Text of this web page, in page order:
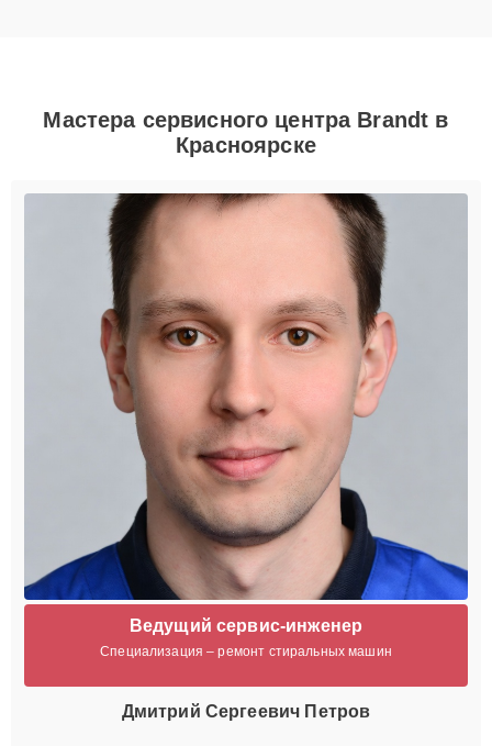
Мастера сервисного центра Brandt в
Красноярске
Ведущий сервис-инженер
Специализация – ремонт стиральных машин
Дмитрий Сергеевич Петров